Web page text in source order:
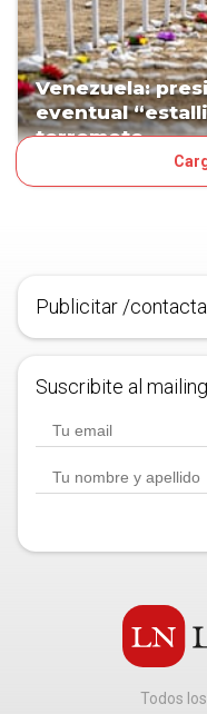
Venezuela:
eventual
terremoto
Publicitar /
Suscribite al
Todos